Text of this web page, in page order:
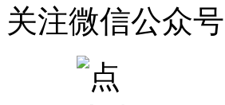
关注微信公众号